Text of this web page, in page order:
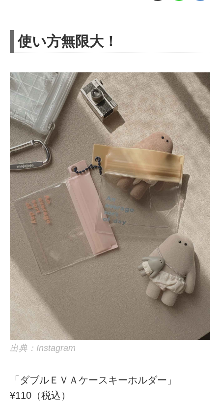
使い方無限大！
出典：Instagram
「ダブルＥＶＡケースキーホルダー」
¥110（税込）